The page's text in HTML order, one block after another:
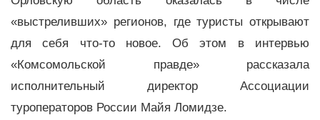
«выстреливших» регионов, где туристы открывают
для себя что-то новое. Об этом в интервью
«Комсомольской правде» рассказала
исполнительный директор Ассоциации
туроператоров России Майя Ломидзе.